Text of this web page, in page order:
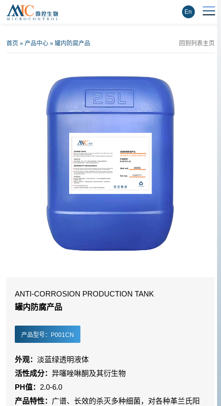
En
首页 »产品中心 »罐内防腐产品 回到列表主页
ANTI-CORROSION PRODUCTION TANK
罐内防腐产品
产品型号：P001CN
外观：淡蓝绿透明液体
活性成分：异噻唑啉酮及其衍生物
PH值：2.0-6.0
产品特性： 广谱、长效的杀灭多种细菌，对各种革兰氏阳